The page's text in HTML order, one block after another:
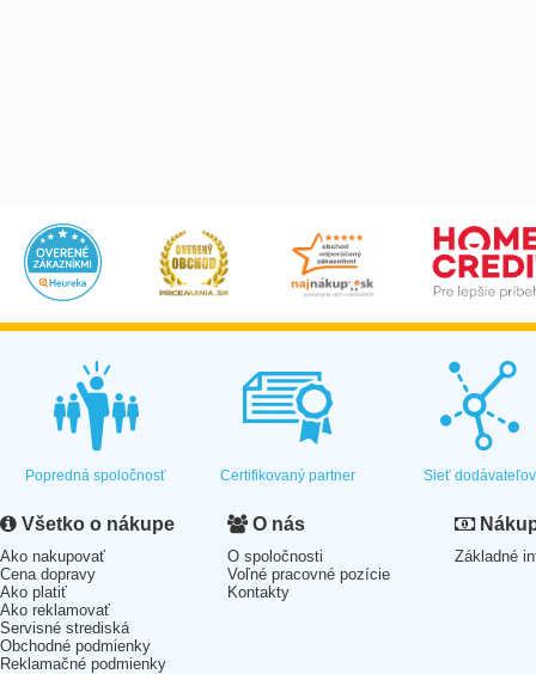
Popredná spoločnosť Certifikovaný partner Sieť dodávateľov
Všetko o nákupe
Ako nakupovať
Cena dopravy
Ako platiť
Ako reklamovať
Servisné strediská
Obchodné podmienky
Reklamačné podmienky
O nás
O spoločnosti
Voľné pracovné pozície
Kontakty
Základné